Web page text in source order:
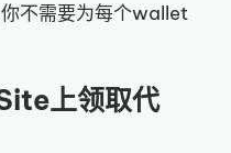
不需要为每个wallet
上领取代